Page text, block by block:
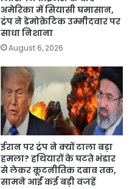
अमेरिका में सियासी घमासान,
ट्रंप ने डेमोक्रेटिक उम्मीदवार पर
साधा निशाना
August 6, 2026
ईरान पर ट्रंप ने क्यों टाला बड़ा
हमला? हथियारों के घटते भंडार
से लेकर कूटनीतिक दबाव तक,
सामने आईं कई बड़ी वजहें